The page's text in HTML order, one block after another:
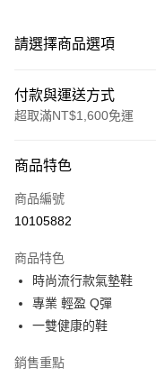
請選擇商品選項
付款與運送方式
超取滿NT$1,600免運
信用卡一次付款
LINE Pay
街口支付
悠遊付
商品特色
商品編號
10105882
商品特色
時尚流行款氣墊鞋
專業 輕盈 Q彈
一雙健康的鞋
銷售重點